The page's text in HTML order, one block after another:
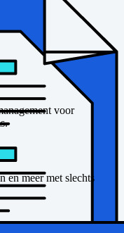
voor
en meer met slechts